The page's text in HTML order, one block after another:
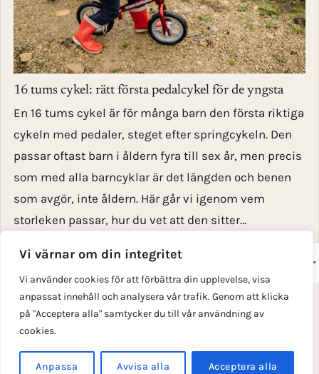
Vi värnar om din integritet
Vi använder cookies för att förbättra din upplevelse, visa
anpassat innehåll och analysera vår trafik. Genom att klicka
på "Acceptera alla" samtycker du till vår användning av
cookies.
Anpassa Avvisa alla Acceptera alla
16 tums cykel: rätt första pedalcykel för de yngsta
En 16 tums cykel är för många barn den första riktiga
cykeln med pedaler, steget efter springcykeln. Den
passar oftast barn i åldern fyra till sex år, men precis
som med alla barncyklar är det längden och benen
som avgör, inte åldern. Här går vi igenom vem
storleken passar, hur du vet att den sitter…
Integritetspolicy